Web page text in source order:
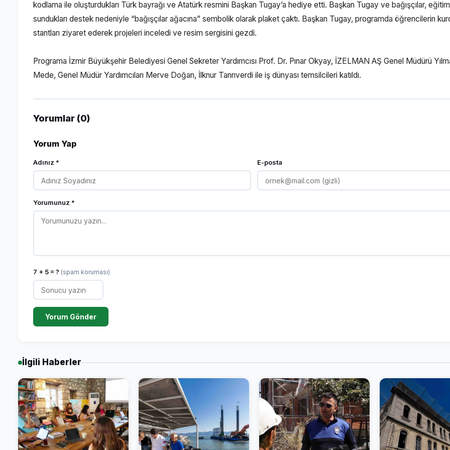
kodlama ile oluşturdukları Türk bayrağı ve Atatürk resmini Başkan Tugay’a hediye etti. Başkan Tugay ve bağışçılar,
sundukları destek nedeniyle “bağışçılar ağacına” sembolik olarak plaket çaktı. Başkan Tugay, programda öğrencilerin
stantları ziyaret ederek projeleri inceledi ve resim sergisini gezdi.
Programa İzmir Büyükşehir Belediyesi Genel Sekreter Yardımcısı Prof. Dr. Pınar Okyay, İZELMAN AŞ Genel Müdürü
Mede, Genel Müdür Yardımcıları Merve Doğan, İlknur Tanrıverdi ile iş dünyası temsilcileri katıldı.
Yorumlar (0)
Yorum Yap
Adınız * E-posta
Yorumunuz *
7 + 5 = ? (spam koruması)
Yorum Gönder
İlgili Haberler